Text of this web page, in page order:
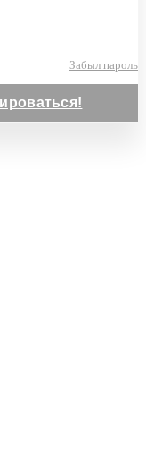
Забыл пароль